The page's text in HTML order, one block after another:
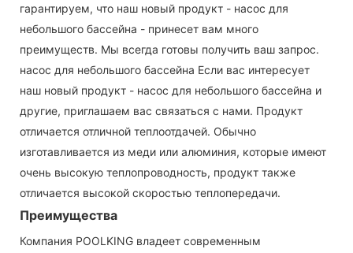
гарантируем, что наш новый продукт - насос для
небольшого бассейна - принесет вам много
преимуществ. Мы всегда готовы получить ваш запрос.
насос для небольшого бассейна Если вас интересует
наш новый продукт - насос для небольшого бассейна и
другие, приглашаем вас связаться с нами. Продукт
отличается отличной теплоотдачей. Обычно
изготавливается из меди или алюминия, которые имеют
очень высокую теплопроводность, продукт также
отличается высокой скоростью теплопередачи.
Преимущества
Компания POOLKING владеет современным